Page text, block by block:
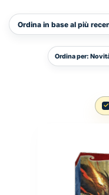
Ordina
prodotti